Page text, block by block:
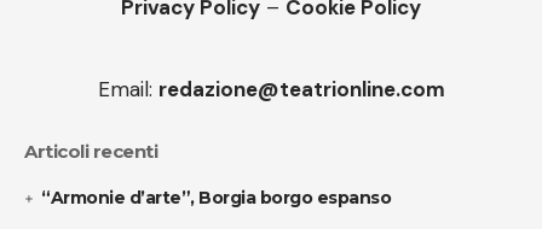
Privacy Policy – Cookie Policy
Email: redazione@teatrionline.com
Articoli recenti
“Armonie d’arte”, Borgia borgo espanso